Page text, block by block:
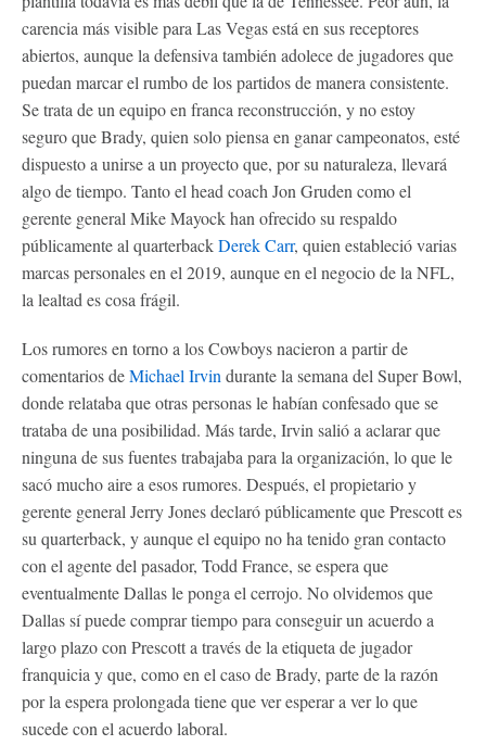
carencia más visible para Las Vegas está en sus receptores
abiertos, aunque la defensiva también adolece de jugadores que
puedan marcar el rumbo de los partidos de manera consistente.
Se trata de un equipo en franca reconstrucción, y no estoy
seguro que Brady, quien solo piensa en ganar campeonatos, esté
dispuesto a unirse a un proyecto que, por su naturaleza, llevará
algo de tiempo. Tanto el head coach Jon Gruden como el
gerente general Mike Mayock han ofrecido su respaldo
públicamente al quarterbackDerek Carr, quien estableció varias
marcas personales en el 2019, aunque en el negocio de la NFL,
la lealtad es cosa frágil.
Los rumores en torno a los Cowboys nacieron a partir de
comentarios deMichael Irvin durante la semana del Super Bowl,
donde relataba que otras personas le habían confesado que se
trataba de una posibilidad. Más tarde, Irvin salió a aclarar que
ninguna de sus fuentes trabajaba para la organización, lo que le
sacó mucho aire a esos rumores. Después, el propietario y
gerente general Jerry Jones declaró públicamente que Prescott es
su quarterback, y aunque el equipo no ha tenido gran contacto
con el agente del pasador, Todd France, se espera que
eventualmente Dallas le ponga el cerrojo. No olvidemos que
Dallas sí puede comprar tiempo para conseguir un acuerdo a
largo plazo con Prescott a través de la etiqueta de jugador
franquicia y que, como en el caso de Brady, parte de la razón
por la espera prolongada tiene que ver esperar a ver lo que
sucede con el acuerdo laboral.